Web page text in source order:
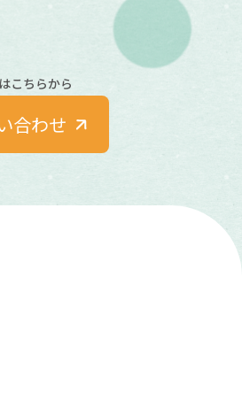
こちらから
合わせ